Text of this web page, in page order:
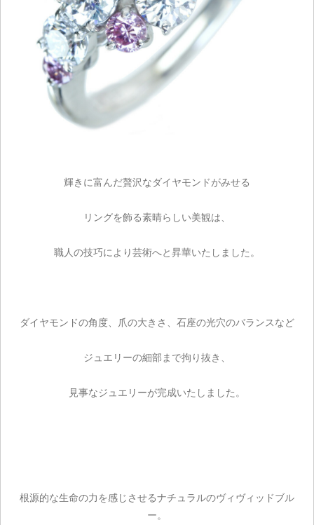
輝きに富んだ贅沢なダイヤモンドがみせる
リングを飾る素晴らしい美観は、
職人の技巧により芸術へと昇華いたしました。
ダイヤモンドの角度、爪の大きさ、石座の光穴のバランスなど
ジュエリーの細部まで拘り抜き、
見事なジュエリーが完成いたしました。
根源的な生命の力を感じさせるナチュラルのヴィヴィッドブル
ー。